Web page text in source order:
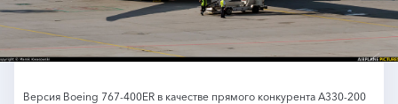
Версия Boeing 767-400ER в качестве прямого конкурента А330-200